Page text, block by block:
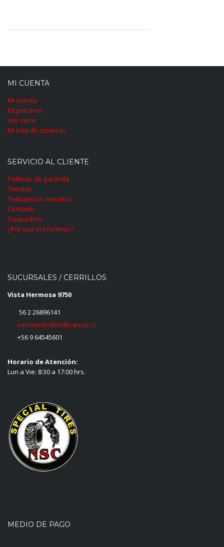
MI CUENTA
Mi cuenta
Registrarse
Ver carro
Mi lista de compras
SERVICIO AL CLIENTE
Políticas de garantía
Tiendas
Trabaja con nosotros
Contacto
Despachos
¿Por qué preferirnos?
SUCURSALES / CERRILLOS
Vista Hermosa 9750
56 2 26896141
ventascerrillos@sancar.cl
+56 9 64545601
Horario de Atención:
Lun a Vie: 8:30 a 17:00 hrs.
MEDIO DE PAGO